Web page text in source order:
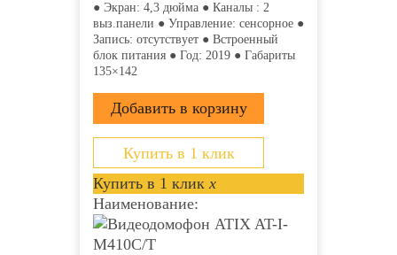
● Экран: 4,3 дюйма ● Каналы : 2
выз.панели ● Управление: сенсорное ●
Запись: отсутствует ● Встроенный
блок питания ● Год: 2019 ● Габариты
135×142
Купить в 1 клик
Купить в 1 клик x
Наименование: